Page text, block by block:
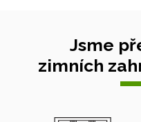
Jsme
zimních